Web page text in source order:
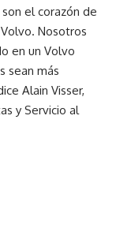
el corazón de
Nosotros
en un Volvo
sean más
Alain Visser,
y Servicio al